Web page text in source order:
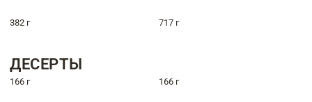
382 г 717 г
ДЕСЕРТЫ
166 г 166 г